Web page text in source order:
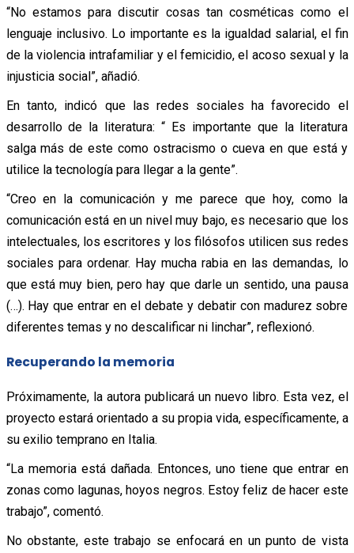
“No estamos para discutir cosas tan cosméticas como el
lenguaje inclusivo. Lo importante es la igualdad salarial, el fin
de la violencia intrafamiliar y el femicidio, el acoso sexual y la
injusticia social”, añadió.
En tanto, indicó que las redes sociales ha favorecido el
desarrollo de la literatura: “ Es importante que la literatura
salga más de este como ostracismo o cueva en que está y
utilice la tecnología para llegar a la gente”.
“Creo en la comunicación y me parece que hoy, como la
comunicación está en un nivel muy bajo, es necesario que los
intelectuales, los escritores y los filósofos utilicen sus redes
sociales para ordenar. Hay mucha rabia en las demandas, lo
que está muy bien, pero hay que darle un sentido, una pausa
(…). Hay que entrar en el debate y debatir con madurez sobre
diferentes temas y no descalificar ni linchar”, reflexionó.
Recuperando la memoria
Próximamente, la autora publicará un nuevo libro. Esta vez, el
proyecto estará orientado a su propia vida, específicamente, a
su exilio temprano en Italia.
“La memoria está dañada. Entonces, uno tiene que entrar en
zonas como lagunas, hoyos negros. Estoy feliz de hacer este
trabajo”, comentó.
No obstante, este trabajo se enfocará en un punto de vista